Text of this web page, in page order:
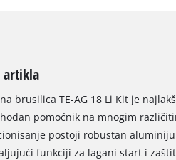
artikla
brusilica TE-AG 18 Li Kit je
pomoćnik na mnogim
postoji robustan
funkciji za lagani start i